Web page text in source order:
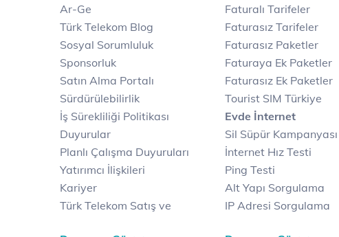
Ar-Ge
Türk Telekom Blog
Sosyal Sorumluluk
Sponsorluk
Satın Alma Portalı
Sürdürülebilirlik
İş Sürekliliği Politikası
Duyurular
Planlı Çalışma Duyuruları
Yatırımcı İlişkileri
Kariyer
Türk Telekom Satış ve
Faturalı Tarifeler
Faturasız Tarifeler
Faturasız Paketler
Faturaya Ek Paketler
Faturasız Ek Paketler
Tourist SIM Türkiye
Evde İnternet
Sil Süpür Kampanyası
İnternet Hız Testi
Ping Testi
Alt Yapı Sorgulama
IP Adresi Sorgulama